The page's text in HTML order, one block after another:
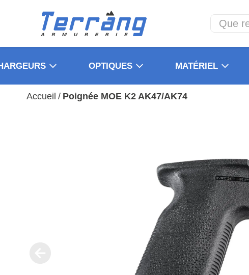
OPTIQUES MATÉRIEL
Accueil / Poignée MOE K2 AK47/AK74